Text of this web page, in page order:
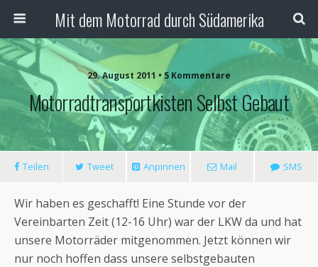
Mit dem Motorrad durch Südamerika
29. August 2011 • 5 Kommentare
Motorradtransportkisten Selbst Gebaut
Teilen Tweet Anpinnen Mail SMS
Wir haben es geschafft! Eine Stunde vor der
Vereinbarten Zeit (12-16 Uhr) war der LKW da und hat
unsere Motorräder mitgenommen. Jetzt können wir
nur noch hoffen dass unsere selbstgebauten